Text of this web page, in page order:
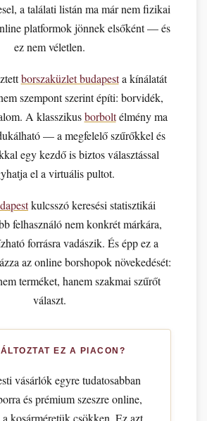
a találati listán ma már nem fizikai
platformok jönnek elsőként — és
ez nem véletlen.
borszaküzlet budapesta kínálatát
szempont szerint építi: borvidék,
A klasszikusborboltélmény ma
— a megfelelő szűrőkkel és
egy kezdő is biztos választással
el a virtuális pultot.
kulcsszó keresési statisztikái
felhasználó nem konkrét márkára,
forrásra vadászik. És épp ez a
az online borshopok növekedését:
terméket, hanem szakmai szűrőt
választ.
EZ A PIACON?
vásárlók egyre tudatosabban
és prémium szeszre online,
kosárméretük csökken. Ez azt